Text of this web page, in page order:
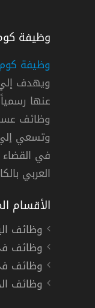
وظيفة
وظيفة كوم
ويهدف
عنها
وظائف
وتسعي
في
العربي
الأقسام
وظائف
وظائف
وظائف
وظائف